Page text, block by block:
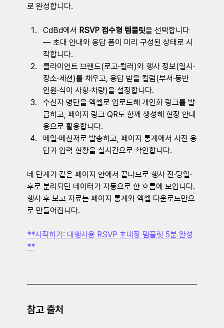
로 완성합니다.
CdBd에서 RSVP 접수형 템플릿을 선택합니다
— 초대 안내와 응답 폼이 미리 구성된 상태로 시
작합니다.
클라이언트 브랜드(로고·컬러)와 행사 정보(일시·
장소·세션)를 채우고, 응답 받을 컬럼(부서·동반
인원·식이 사항·차량)을 설정합니다.
수신자 명단을 엑셀로 업로드해 개인화 링크를 발
급하고, 페이지 링크 QR도 함께 생성해 현장 안내
용으로 활용합니다.
메일·메신저로 발송하고, 페이지 통계에서 사전 응
답과 입력 현황을 실시간으로 확인합니다.
네 단계가 같은 페이지 안에서 끝나므로 행사 전·당일·
후로 분리되던 데이터가 자동으로 한 흐름에 모입니다.
행사 후 보고 자료는 페이지 통계와 엑셀 다운로드만으
로 만들어집니다.
**시작하기: 대행사용 RSVP 초대장 템플릿 5분 완성
**
참고 출처